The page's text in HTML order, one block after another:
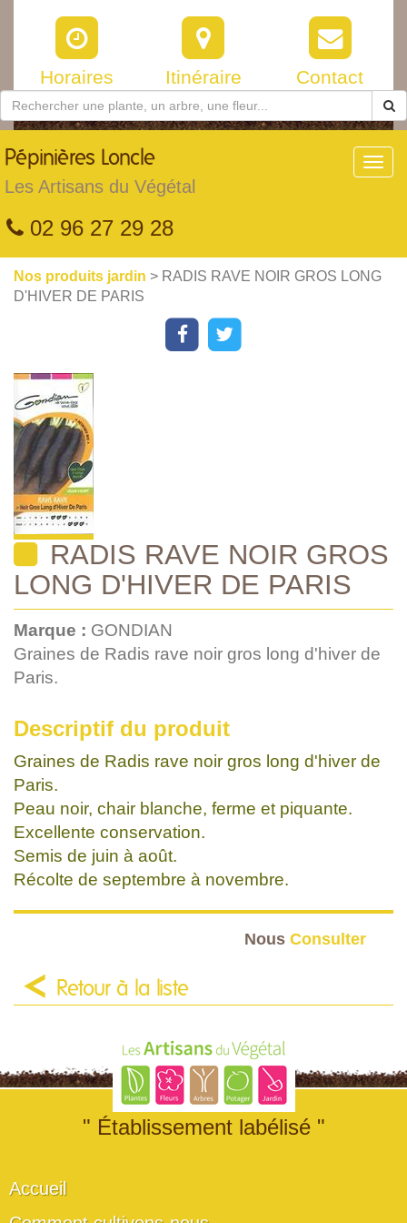
Horaires Itinéraire Contact
Pépinières Loncle
Les Artisans du Végétal
02 96 27 29 28
Nos produits jardin > RADIS RAVE NOIR GROS LONG
D'HIVER DE PARIS
RADIS RAVE NOIR GROS
LONG D'HIVER DE PARIS
Marque : GONDIAN
Graines de Radis rave noir gros long d'hiver de
Paris.
Descriptif du produit
Graines de Radis rave noir gros long d'hiver de
Paris.
Peau noir, chair blanche, ferme et piquante.
Excellente conservation.
Semis de juin à août.
Récolte de septembre à novembre.
Nous Consulter
Retour à la liste
" Établissement labélisé "
Accueil